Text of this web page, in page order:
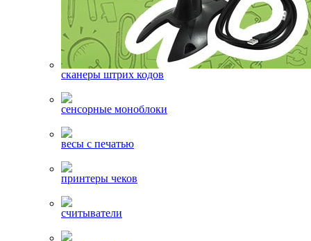
сканеры штрих кодов
сенсорные моноблоки
весы с печатью
принтеры чеков
считыватели